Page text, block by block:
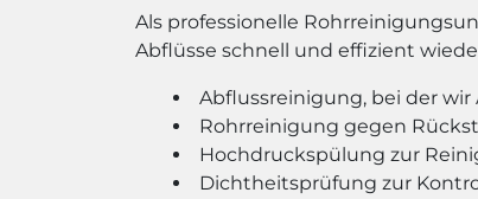
Als professionelle
Abflüsse schnell und effizient
Abflussreinigung, bei der
Rohrreinigung gegen
Hochdruckspülung zur
Dichtheitsprüfung zur